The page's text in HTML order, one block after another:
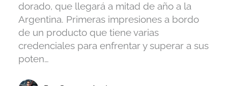
dorado, que llegará a mitad de año a la
Argentina. Primeras impresiones a bordo
de un producto que tiene varias
credenciales para enfrentar y superar a sus
poten…